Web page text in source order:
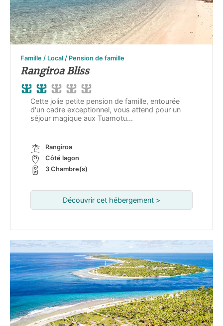
Famille / Local / Pension de famille
Rangiroa Bliss
Cette jolie petite pension de famille, entourée
d'un cadre exceptionnel, vous attend pour un
séjour magique aux Tuamotu...
Rangiroa
Côté lagon
3 Chambre(s)
Découvrir cet hébergement >